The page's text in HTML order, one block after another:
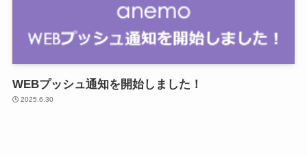
WEBプッシュ通知を開始しました！
2025.6.30